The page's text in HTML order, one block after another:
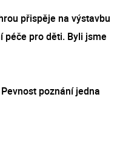
přispěje na výstavbu
péče pro děti. Byli jsme
Pevnost poznání jedna